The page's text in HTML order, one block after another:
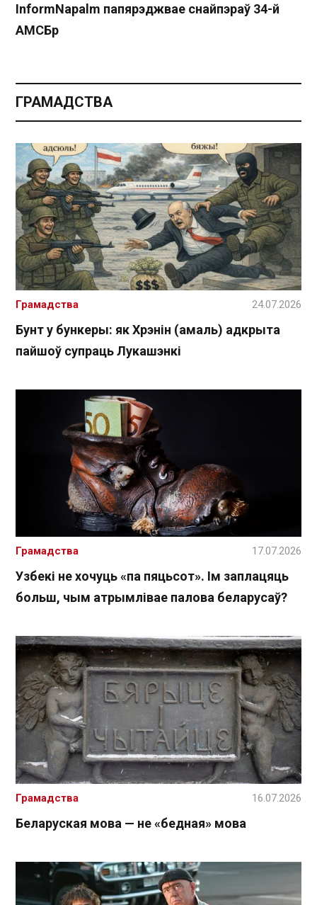
InformNapalm папярэджвае снайпэраў 34-й
АМСБр
ГРАМАДСТВА
Бунт у бункеры: як Хрэнін (амаль) адкрыта
пайшоў супраць Лукашэнкі
Грамадства 24.07.2026
Узбекі не хочуць «па пяцьсот». Ім заплацяць
больш, чым атрымлівае палова беларусаў?
Грамадства 17.07.2026
Беларуская мова — не «бедная» мова
Грамадства 16.07.2026